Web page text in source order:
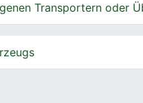
Transportern oder